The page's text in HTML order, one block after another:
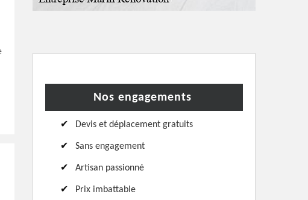
Nos engagements
Devis et déplacement gratuits
Sans engagement
Artisan passionné
Prix imbattable